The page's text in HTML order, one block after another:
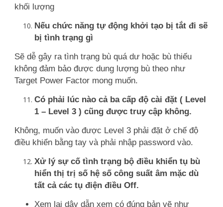
khối lượng
Nếu chức năng tự động khởi tạo bị tắt đi sẽ
bị tình trạng gì
Sẽ dễ gây ra tình trạng bù quá dư hoặc bù thiếu
không đảm bảo được dung lượng bù theo như
Target Power Factor mong muốn.
Có phải lúc nào cả ba cấp độ cài đặt ( Level
1 – Level 3 ) cũng được truy cập không.
Không, muốn vào được Level 3 phải đặt ở chế độ
điều khiển bằng tay và phải nhập password vào.
Xử lý sự cố tình trạng bộ điều khiển tụ bù
hiển thị trị số hệ số công suất âm mặc dù
tất cả các tụ điện điều Off.
Xem lại dây dẫn xem có đúng bản vẽ như